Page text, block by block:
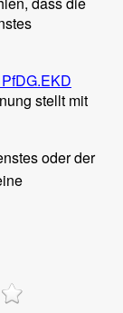
stellt mit
oder der